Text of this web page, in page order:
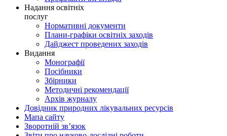
Надання освітніх
послуг
Нормативні документи
Плани-графіки освітніх заходів
Дайджест проведених заходів
Видання
Монографії
Посібники
Збірники
Методичні рекомендації
Архів журналу
Довідник природних лікувальних ресурсів
Мапа сайту
Зворотній зв’язок